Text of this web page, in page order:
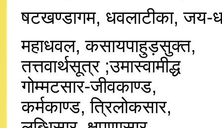
षटखण्डागम, धवलाटीका, जय-
महाधवल, कसायपाहुड़सुक्त,
तत्तवार्थसूत्र ;उमास्वामीद्ध
गोम्मटसार-जीवकाण्ड,
कर्मकाण्ड, त्रिलोकसार,